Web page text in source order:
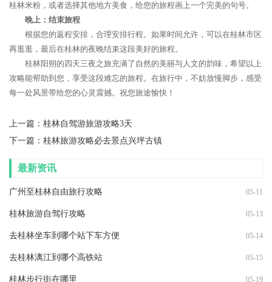
桂林米粉，或者选择其他地方美食，给您的旅程画上一个完美的句号。
晚上：结束旅程
根据您的返程安排，合理安排行程。如果时间允许，可以在桂林市区
再逛逛，最后在桂林的夜晚结束这段美好的旅程。
桂林阳朔的四天三夜之旅充满了自然的美丽与人文的韵味，希望以上
攻略能帮助到您，享受这段难忘的旅程。在旅行中，不妨放慢脚步，感受
每一处风景带给您的心灵震撼。祝您旅途愉快！
上一篇： 桂林自驾游旅游攻略3天
下一篇： 桂林旅游攻略必去景点兴坪古镇
最新资讯
广州至桂林自由旅行攻略 05-11
桂林旅游自驾行攻略 05-13
去桂林坐车到哪个站下车方便 05-14
去桂林漓江到哪个高铁站 05-15
桂林步行街在哪里 05-19